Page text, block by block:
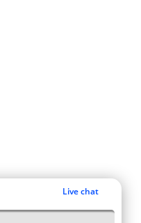
Live chat